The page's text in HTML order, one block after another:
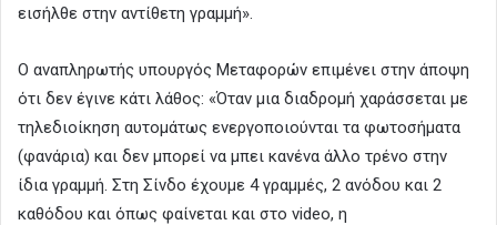
εισήλθε στην αντίθετη γραμμή».
Ο αναπληρωτής υπουργός Μεταφορών επιμένει στην άποψη
ότι δεν έγινε κάτι λάθος: «Όταν μια διαδρομή χαράσσεται με
τηλεδιοίκηση αυτομάτως ενεργοποιούνται τα φωτοσήματα
(φανάρια) και δεν μπορεί να μπει κανένα άλλο τρένο στην
ίδια γραμμή. Στη Σίνδο έχουμε 4 γραμμές, 2 ανόδου και 2
καθόδου και όπως φαίνεται και στο video, η